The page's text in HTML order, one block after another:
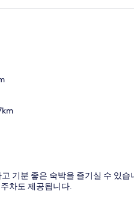
기분 좋은 숙박을 즐기실 수 있
차도 제공됩니다.